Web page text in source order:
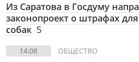
Из Саратова в Госдуму
законопроект о штрафах
собак 5
14:08 ОБЩЕСТВО